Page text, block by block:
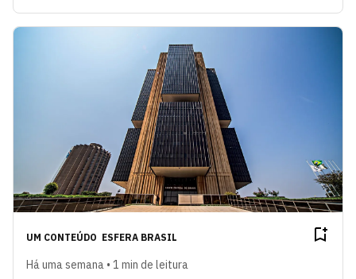
UM CONTEÚDO ESFERA BRASIL
Há uma semana • 1 min de leitura